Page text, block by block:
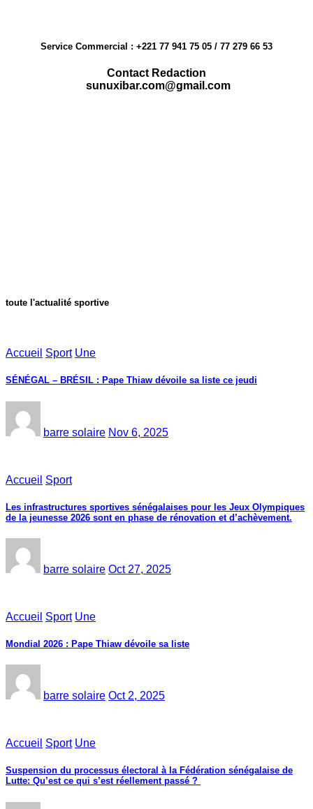
Service Commercial : +221 77 941 75 05 / 77 279 66 53
Contact Redaction
sunuxibar.com@gmail.com
toute l'actualité sportive
Accueil Sport Une
SÉNÉGAL – BRÉSIL : Pape Thiaw dévoile sa liste ce jeudi
barre solaire Nov 6, 2025
Accueil Sport
Les infrastructures sportives sénégalaises pour les Jeux Olympiques
de la jeunesse 2026 sont en phase de rénovation et d’achèvement.
barre solaire Oct 27, 2025
Accueil Sport Une
Mondial 2026 : Pape Thiaw dévoile sa liste
barre solaire Oct 2, 2025
Accueil Sport Une
‎Suspension du processus électoral à la Fédération sénégalaise de
Lutte: Qu’est ce qui s’est réellement passé ? ‎‎